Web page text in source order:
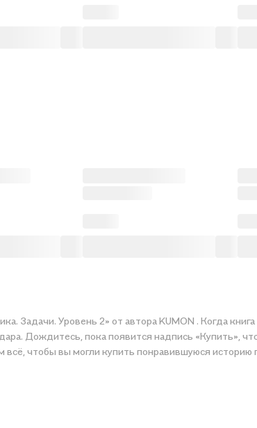
снова поступит в продажу, можно будет сделать заказ из любого города России:
Дождитесь, пока появится надпись «Купить»,
чтобы вы могли купить понравившуюся